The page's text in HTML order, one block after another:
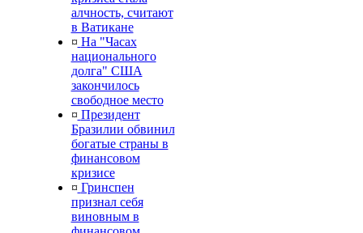
алчность, считают
в Ватикане
¤ На "Часах
национального
долга" США
закончилось
свободное место
¤ Президент
Бразилии обвинил
богатые страны в
финансовом
кризисе
¤ Гринспен
признал себя
виновным в